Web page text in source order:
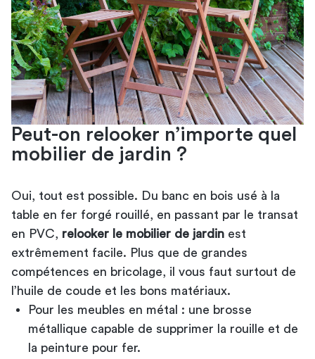
Peut-on relooker n’importe quel
mobilier de jardin ?
Oui, tout est possible. Du banc en bois usé à la
table en fer forgé rouillé, en passant par le transat
en PVC, relooker le mobilier de jardin est
extrêmement facile. Plus que de grandes
compétences en bricolage, il vous faut surtout de
l’huile de coude et les bons matériaux.
Pour les meubles en métal : une brosse
métallique capable de supprimer la rouille et de
la peinture pour fer.